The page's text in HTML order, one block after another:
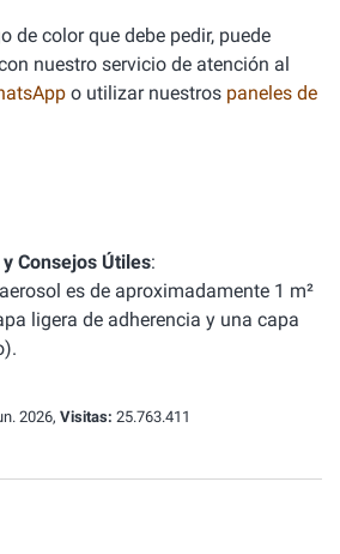
de color que debe pedir, puede
nuestro servicio de atención al
o utilizar nuestros paneles de
Consejos Útiles:
es de aproximadamente 1 m²
ligera de adherencia y una capa
2026, Visitas: 25.763.411